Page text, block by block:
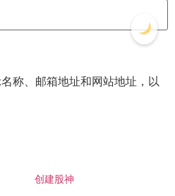
称、邮箱地址和网站地址，以
创建股神